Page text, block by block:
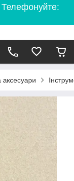
Телефонуйте:
аксесуари